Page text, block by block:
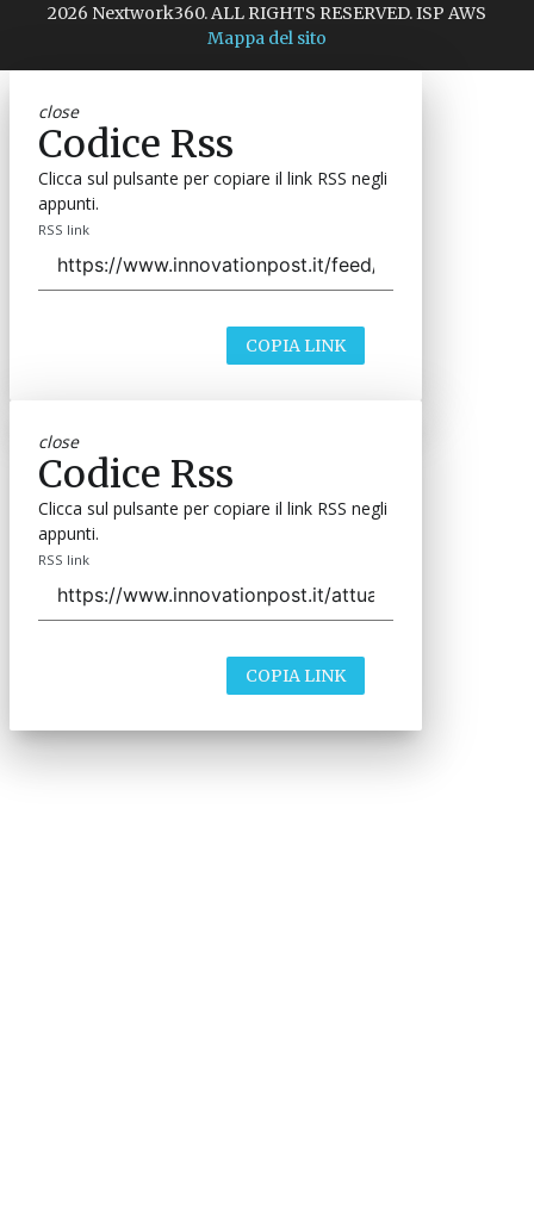
2026 Nextwork360. ALL RIGHTS RESERVED. ISP AWS
Mappa del sito
close
Codice Rss
Clicca sul pulsante per copiare il link RSS negli
appunti.
RSS link
COPIA LINK
close
Codice Rss
Clicca sul pulsante per copiare il link RSS negli
appunti.
RSS link
COPIA LINK